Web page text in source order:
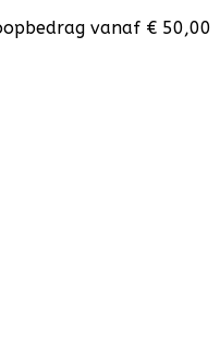
vanaf € 50,00